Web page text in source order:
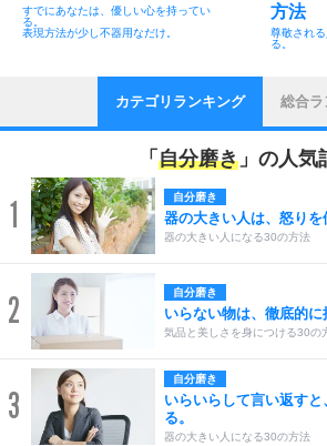
すでにあなたは、優しい心を持ってい
る。
表現方法が少し不器用なだけ。
方法
尊敬され
る。
カテゴリランキング 総合ラ
「 自分磨き 」の人気
1 自分磨き
器の大きい人は、怒りを
器の大きい人になる30の方法
2 自分磨き
いらない物は、徹底的に
気品と美しさを身につける30の
3
自分磨き
いらいらして言い返す
る。
器の大きい人になる30の方法